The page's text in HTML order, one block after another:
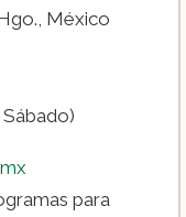
México
Sábado)
para